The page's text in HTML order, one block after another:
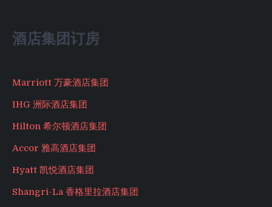
酒店集团订房
Marriott 万豪酒店集团
IHG 洲际酒店集团
Hilton 希尔顿酒店集团
Accor 雅高酒店集团
Hyatt 凯悦酒店集团
Shangri-La 香格里拉酒店集团